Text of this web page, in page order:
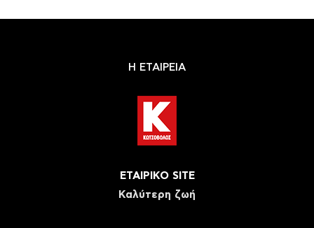
Η ΕΤΑΙΡΕΙΑ
ΕΤΑΙΡΙΚΟ SITE
Καλύτερη ζωή